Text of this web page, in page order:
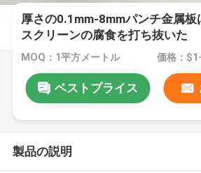
厚さの0.1mm-8mmパンチ金属板
スクリーンの腐食を打ち抜いた
MOQ：1平方メートル 価格：
ベストプライス
製品の説明